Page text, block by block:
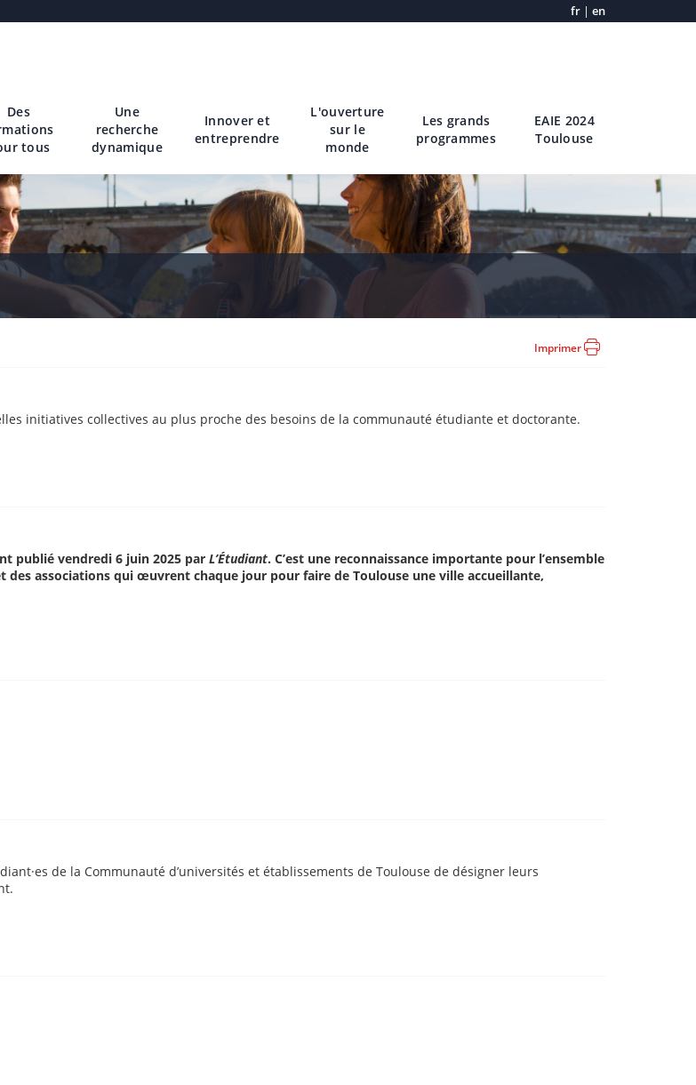
fr | en
Des
tous
Une
recherche
dynamique
Innover et
entreprendre
L'ouverture
sur le
monde
Les grands
programmes
EAIE 2024
Toulouse
Imprimer
initiatives collectives au plus proche des besoins de la communauté étudiante et doctorante.
publié vendredi 6 juin 2025 par L’Étudiant. C’est une reconnaissance importante pour l’ensemble
des associations qui œuvrent chaque jour pour faire de Toulouse une ville accueillante,
de la Communauté d’universités et établissements de Toulouse de désigner leurs